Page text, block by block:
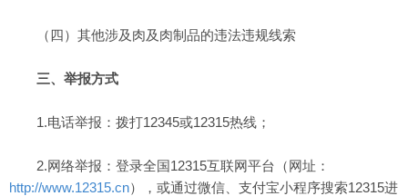
（四）其他涉及肉及肉制品的违法违规线索
三、举报方式
1.电话举报：拨打12345或12315热线；
2.网络举报：登录全国12315互联网平台（网址：
http://www.12315.cn），或通过微信、支付宝小程序搜索12315进